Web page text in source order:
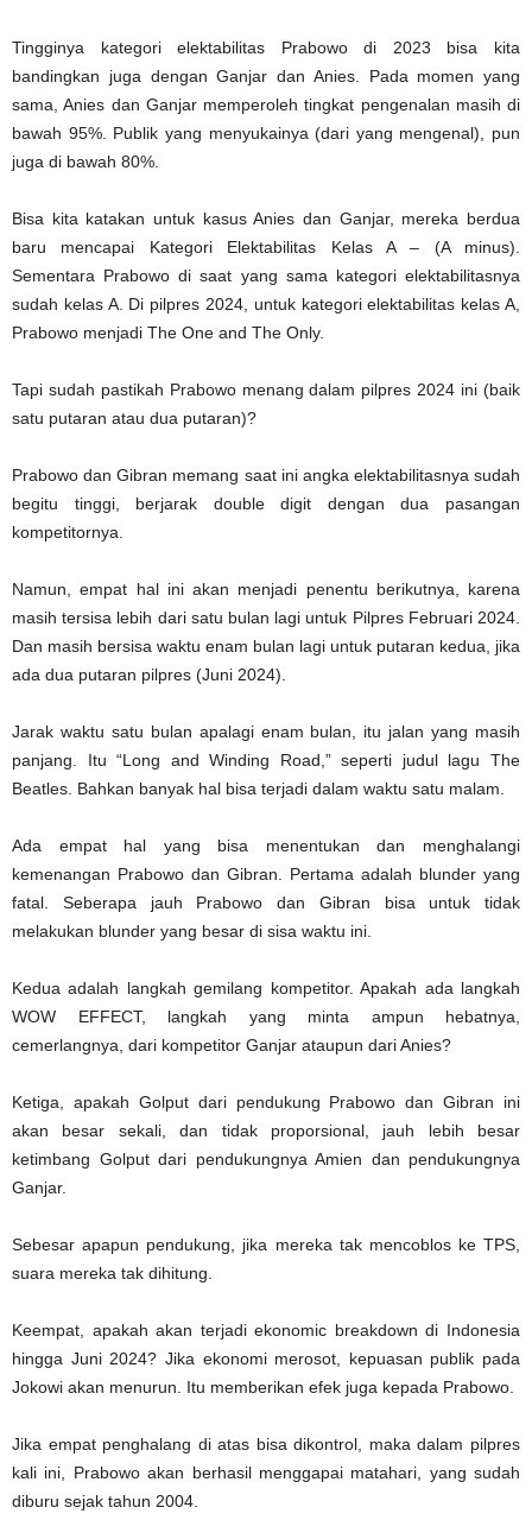
Tingginya kategori elektabilitas Prabowo di 2023 bisa kita
bandingkan juga dengan Ganjar dan Anies. Pada momen yang
sama, Anies dan Ganjar memperoleh tingkat pengenalan masih di
bawah 95%. Publik yang menyukainya (dari yang mengenal), pun
juga di bawah 80%.
Bisa kita katakan untuk kasus Anies dan Ganjar, mereka berdua
baru mencapai Kategori Elektabilitas Kelas A – (A minus).
Sementara Prabowo di saat yang sama kategori elektabilitasnya
sudah kelas A. Di pilpres 2024, untuk kategori elektabilitas kelas A,
Prabowo menjadi The One and The Only.
Tapi sudah pastikah Prabowo menang dalam pilpres 2024 ini (baik
satu putaran atau dua putaran)?
Prabowo dan Gibran memang saat ini angka elektabilitasnya sudah
begitu tinggi, berjarak double digit dengan dua pasangan
kompetitornya.
Namun, empat hal ini akan menjadi penentu berikutnya, karena
masih tersisa lebih dari satu bulan lagi untuk Pilpres Februari 2024.
Dan masih bersisa waktu enam bulan lagi untuk putaran kedua, jika
ada dua putaran pilpres (Juni 2024).
Jarak waktu satu bulan apalagi enam bulan, itu jalan yang masih
panjang. Itu “Long and Winding Road,” seperti judul lagu The
Beatles. Bahkan banyak hal bisa terjadi dalam waktu satu malam.
Ada empat hal yang bisa menentukan dan menghalangi
kemenangan Prabowo dan Gibran. Pertama adalah blunder yang
fatal. Seberapa jauh Prabowo dan Gibran bisa untuk tidak
melakukan blunder yang besar di sisa waktu ini.
Kedua adalah langkah gemilang kompetitor. Apakah ada langkah
WOW EFFECT, langkah yang minta ampun hebatnya,
cemerlangnya, dari kompetitor Ganjar ataupun dari Anies?
Ketiga, apakah Golput dari pendukung Prabowo dan Gibran ini
akan besar sekali, dan tidak proporsional, jauh lebih besar
ketimbang Golput dari pendukungnya Amien dan pendukungnya
Ganjar.
Sebesar apapun pendukung, jika mereka tak mencoblos ke TPS,
suara mereka tak dihitung.
Keempat, apakah akan terjadi ekonomic breakdown di Indonesia
hingga Juni 2024? Jika ekonomi merosot, kepuasan publik pada
Jokowi akan menurun. Itu memberikan efek juga kepada Prabowo.
Jika empat penghalang di atas bisa dikontrol, maka dalam pilpres
kali ini, Prabowo akan berhasil menggapai matahari, yang sudah
diburu sejak tahun 2004.